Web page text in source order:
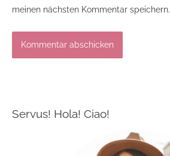
meinen nächsten Kommentar speichern.
Servus! Hola! Ciao!